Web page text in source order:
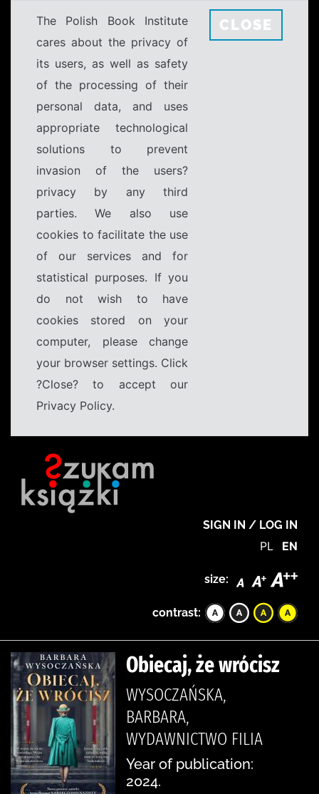
The Polish Book Institute
cares about the privacy of
its users, as well as safety
of the processing of their
personal data, and uses
appropriate technological
solutions to prevent
invasion of the users?
privacy by any third
parties. We also use
cookies to facilitate the use
of our services and for
statistical purposes. If you
do not wish to have
cookies stored on your
computer, please change
your browser settings. Click
?Close? to accept our
Privacy Policy.
CLOSE
SIGN IN / LOG IN
PL EN
size:
contrast:
Obiecaj, że wrócisz
WYSOCZAŃSKA,
BARBARA,
WYDAWNICTWO FILIA
Year of publication:
2024.